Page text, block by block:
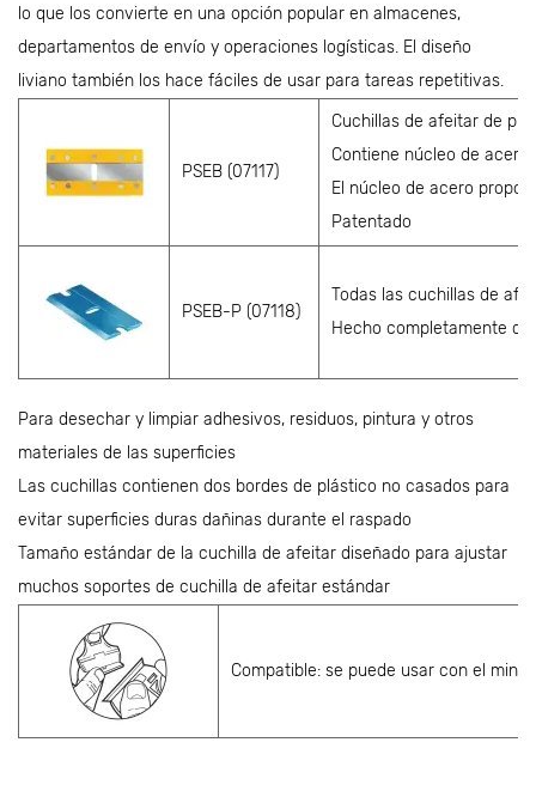
lo que los convierte en una opción popular en almacenes,
departamentos de envío y operaciones logísticas. El diseño
liviano también los hace fáciles de usar para tareas repetitivas.
PSEB (07117)
Cuchillas de afeitar de
Contiene núcleo de
El núcleo de acero
Patentado
PSEB-P (07118)
Todas las cuchillas de
Hecho completamente
Para desechar y limpiar adhesivos, residuos, pintura y otros
materiales de las superficies
Las cuchillas contienen dos bordes de plástico no casados ​​para
evitar superficies duras dañinas durante el raspado
Tamaño estándar de la cuchilla de afeitar diseñado para ajustar
muchos soportes de cuchilla de afeitar estándar
Compatible: se puede usar con el mini